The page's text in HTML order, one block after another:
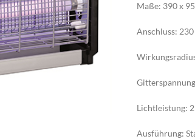
Maße: 390 x
Anschluss:
Lichtleistung:
Ausführung: